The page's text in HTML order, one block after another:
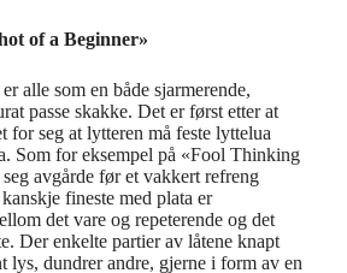
of a Beginner»
alle som en både sjarmerende,
passe skakke. Det er først etter at
for seg at lytteren må feste lyttelua
Som for eksempel på «Fool Thinking
avgårde før et vakkert refreng
fineste med plata er
det vare og repeterende og det
Der enkelte partier av låtene knapt
lys, dundrer andre, gjerne i form av en